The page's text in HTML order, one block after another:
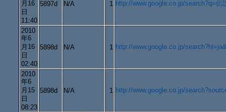
月16
日
11:40
5897d N/A 1 http://www.google.co.jp/search?q=
2010
年6
月16
日
02:40
5898d N/A 1 http://www.google.co.jp/
2010
年6
月15
日
08:23
5898d N/A 1 http://www.google.co.jp/